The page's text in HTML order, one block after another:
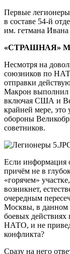
Первые
в составе 54-й
им. гетмана
«СТРАШНАЯ»
Несмотря на
союзников по
отправки
Макрон выполнил
включая США и
крайней мере,
обороны
советников.
Если информация
причём не в
«горячем»
возникнет,
очередным
Москвы, в данном
боевых
НАТО, и не
конфликта?
Сразу на него